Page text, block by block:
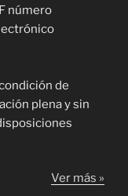
número
de
plena y sin
Ver más »